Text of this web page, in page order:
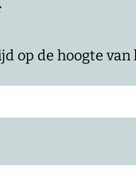
op de hoogte